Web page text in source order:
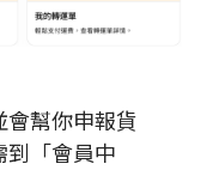
會幫你申報貨
到「會員中